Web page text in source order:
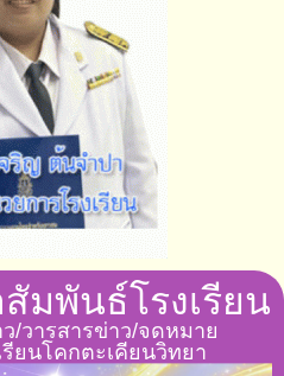
มพันธ์โรงเรียน
/วารสารข่าว/จดหมาย
ยนโคกตะเคียนวิทยา